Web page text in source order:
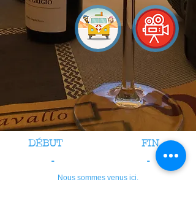
DÉBUT
-
FIN
-
Nous sommes venus ici.